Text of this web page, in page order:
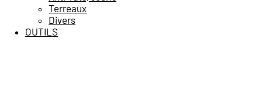
Terreaux
Divers
OUTILS